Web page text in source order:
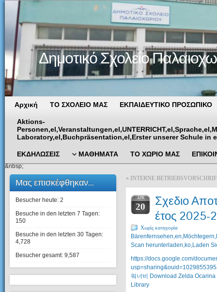
Δημοτικό Σχολείο
Αρχική ΤΟ ΣΧΟΛΕΙΟ ΜΑΣ ΕΚΠΑΙΔΕΥΤΙΚΟ ΠΡΟΣΩΠΙΚΟ
Aktions-
Laboratory,el,Buchpräsentation,el,Erster unserer Schule in
ΕΚΔΗΛΩΣΕΙΣ ΜΑΘΗΜΑΤΑ ΤΟ ΧΩΡΙΟ ΜΑΣ
&nbsp;
Μας επισκέφθηκαν...
Besucher heute: 2
Besuche in den letzten 7 Tagen:
150
Besuche in den letzten 30 Tagen:
4,728
Besucher gesamt: 9,587
« INTERNE
APR
20
Σχεδιο
έτος 2025-
Χωρίς κατηγορία
Scan herunterladen,ko,Laden
https://docs.google.com/
워너비
Download Zelda Ocarina
Library